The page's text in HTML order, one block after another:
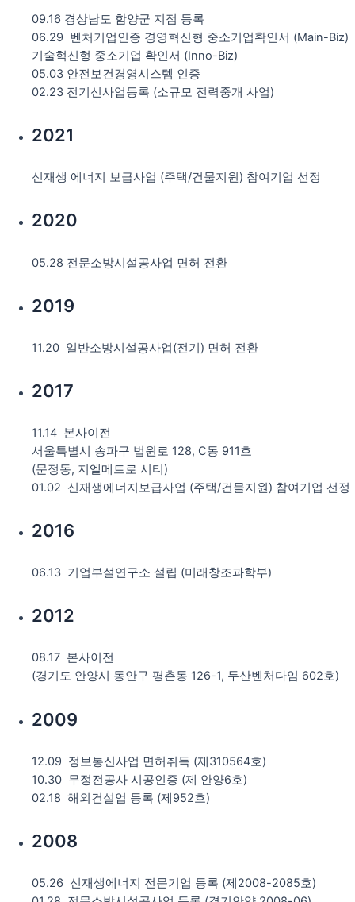
09.16 경상남도 함양군 지점 등록
06.29 벤처기업인증 경영혁신형 중소기업확인서 (Main-Biz)
기술혁신형 중소기업 확인서 (Inno-Biz)
05.03 안전보건경영시스템 인증
02.23 전기신사업등록 (소규모 전력중개 사업)
2021
신재생 에너지 보급사업 (주택/건물지원) 참여기업 선정
2020
05.28 전문소방시설공사업 면허 전환
2019
11.20 일반소방시설공사업(전기) 면허 전환
2017
11.14 본사이전
서울특별시 송파구 법원로 128, C동 911호
(문정동, 지엘메트로 시티)
01.02 신재생에너지보급사업 (주택/건물지원) 참여기업 선정
2016
06.13 기업부설연구소 설립 (미래창조과학부)
2012
08.17 본사이전
(경기도 안양시 동안구 평촌동 126-1, 두산벤처다임 602호)
2009
12.09 정보통신사업 면허취득 (제310564호)
10.30 무정전공사 시공인증 (제 안양6호)
02.18 해외건설업 등록 (제952호)
2008
05.26 신재생에너지 전문기업 등록 (제2008-2085호)